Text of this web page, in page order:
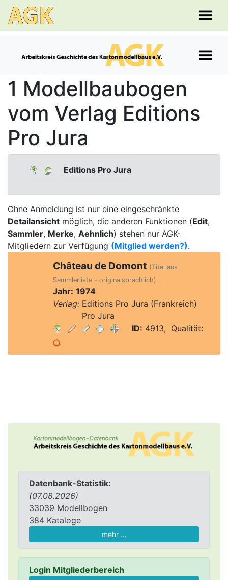
Datenbank-Statistik:
(07.08.2026)
33039 Modellbogen
384 Kataloge
mehr ...
Login Mitgliederbereich
1 Modellbaubogen
vom Verlag Editions
Pro Jura
Editions Pro Jura
Ohne Anmeldung ist nur eine eingeschränkte
Detailansicht möglich, die anderen Funktionen (Edit,
Sammler, Merke, Aehnlich) stehen nur AGK-
Mitgliedern zur Verfügung (Mitglied werden?).
Château de Domont (Titel aus
Sammlerliste - originalsprachlich)
Jahr: 1974
Verlag:Editions Pro Jura (Frankreich)
Pro Jura
ID: 4913, Qualität: